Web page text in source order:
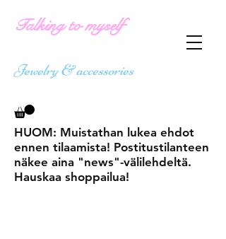
Talking to myself
Jewelry & accessories
HUOM: Muistathan lukea ehdot
ennen tilaamista! Postitustilanteen
näkee aina "news"-välilehdeltä.
Hauskaa shoppailua!